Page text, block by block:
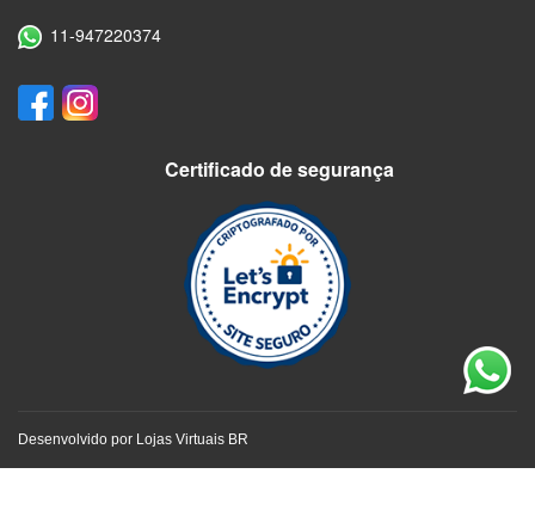
11-947220374
Certificado de segurança
Desenvolvido por Lojas Virtuais BR